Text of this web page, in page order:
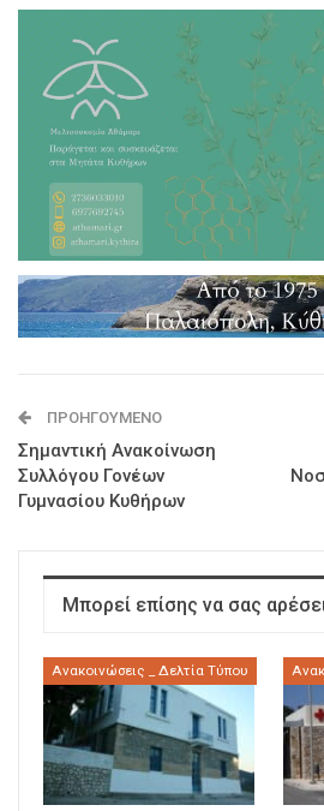
ΠΡΟΗΓΟΎΜΕΝΟ
Σημαντική Ανακοίνωση
Συλλόγου Γονέων
Γυμνασίου Κυθήρων
Μπορεί επίσης να σας
Ανακοινώσεις _ Δελτία Τύπου